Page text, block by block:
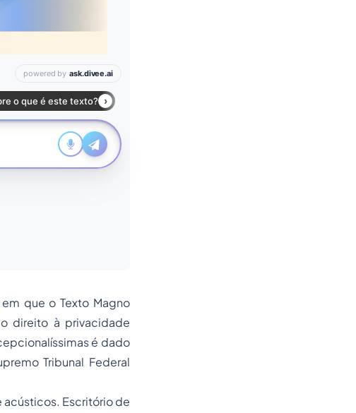
que o Texto Magno
direito à privacidade
é dado
Tribunal Federal
Escritório de